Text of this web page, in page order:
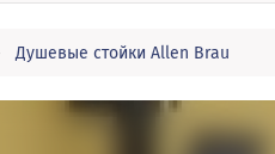
Душевые стойки Allen Brau